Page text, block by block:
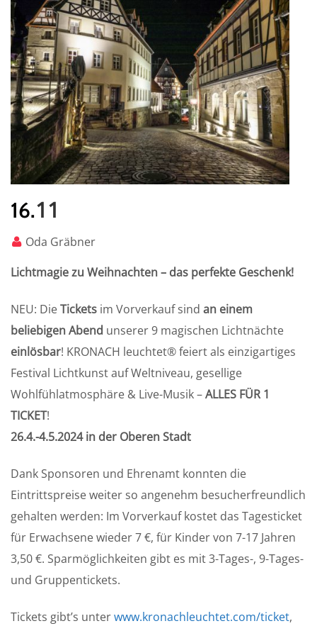
16.11
Oda Gräbner
Lichtmagie zu Weihnachten – das perfekte Geschenk!
NEU: DieTickets im Vorverkauf sind an einem
beliebigen Abend unserer 9 magischen Lichtnächte
einlösbar! KRONACH leuchtet® feiert als einzigartiges
Festival Lichtkunst auf Weltniveau, gesellige
Wohlfühlatmosphäre & Live-Musik –ALLES FÜR 1
TICKET!
26.4.-4.5.2024 in der Oberen Stadt
Dank Sponsoren und Ehrenamt konnten die
Eintrittspreise weiter so angenehm besucherfreundlich
gehalten werden: Im Vorverkauf kostet das Tagesticket
für Erwachsene wieder 7 €, für Kinder von 7-17 Jahren
3,50 €. Sparmöglichkeiten gibt es mit 3-Tages-, 9-Tages-
und Gruppentickets.
Tickets gibt’s unterwww.kronachleuchtet.com/ticket,